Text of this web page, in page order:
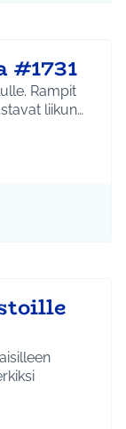
Rampit
liikun…
ja